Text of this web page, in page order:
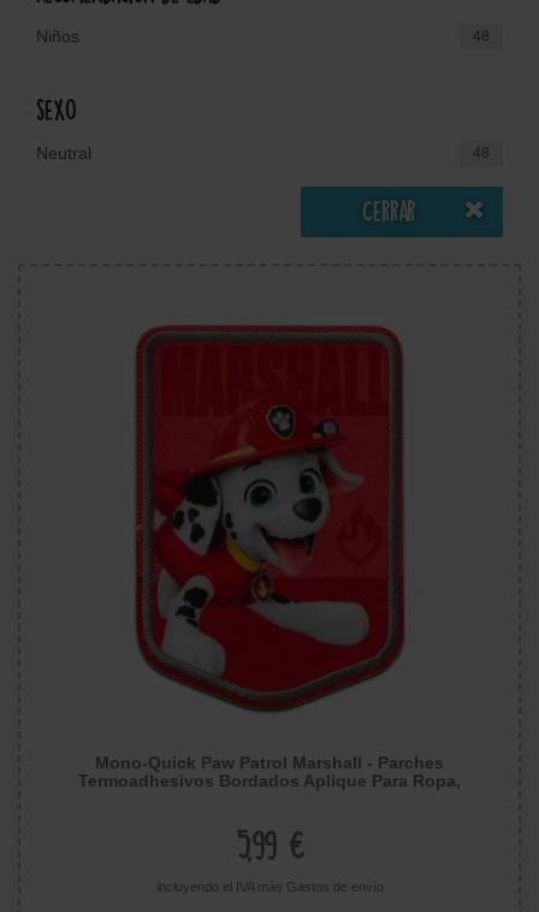
Niños 48
sexo
Neutral 48
Cerrar
Mono-Quick Paw Patrol Marshall - Parches
Termoadhesivos Bordados Aplique Para Ropa,
5,99 €
incluyendo el IVA más Gastos de envío